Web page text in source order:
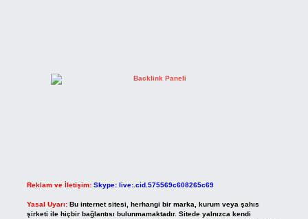
Reklam ve İletişim: Skype: live:.cid.575569c608265c69
Yasal Uyarı: Bu internet sitesi, herhangi bir marka, kurum veya şahıs
şirketi ile hiçbir bağlantısı bulunmamaktadır. Sitede yalnızca kendi